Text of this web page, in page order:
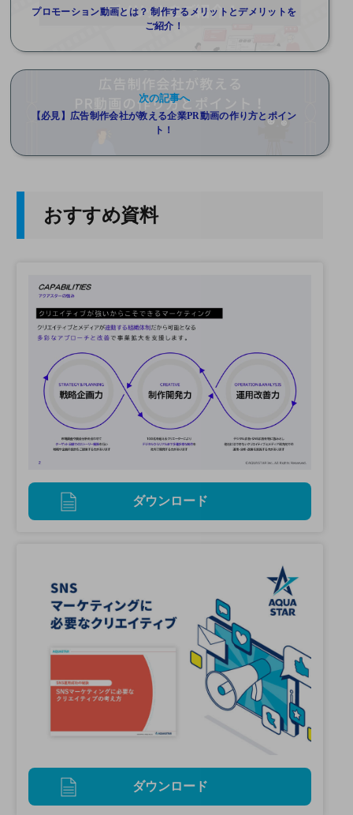
プロモーション動画とは？ 制作するメリットとデメリットを
ご紹介！
次の記事へ
【必見】広告制作会社が教える企業PR動画の作り方とポイン
ト！
おすすめ資料
ダウンロード
ダウンロード